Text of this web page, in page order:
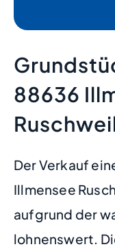
88636
Der Verkauf
Illmensee
aufgrund der
lohnenswert.